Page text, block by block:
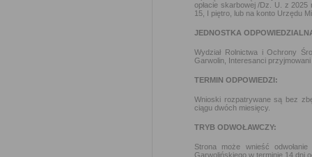
opłacie skarbowej /Dz. U. z
15, I piętro, lub na konto Urzędu
JEDNOSTKA
Wydział Rolnictwa i Ochrony
Garwolin, Interesanci
TERMIN ODPOWIEDZI:
Wnioski rozpatrywane są bez
ciągu dwóch miesięcy.
TRYB ODWOŁAWCZY:
Strona może wnieść
Garwolińskiego w terminie 14 dni